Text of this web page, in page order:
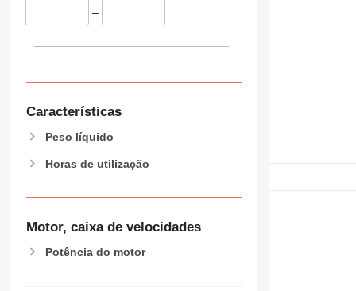
–
Características
Peso líquido
Horas de utilização
Motor, caixa de velocidades
Potência do motor